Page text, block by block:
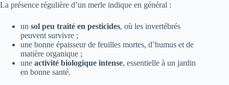
La présence régulière d’un merle indique en général :
un sol peu traité en pesticides, où les invertébrés
peuvent survivre ;
une bonne épaisseur de feuilles mortes, d’humus et de
matière organique ;
une activité biologique intense, essentielle à un jardin
en bonne santé.